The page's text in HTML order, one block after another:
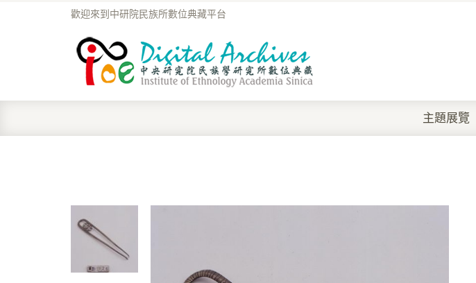
歡迎來到中研院民族所數位典藏平台
主題展覽